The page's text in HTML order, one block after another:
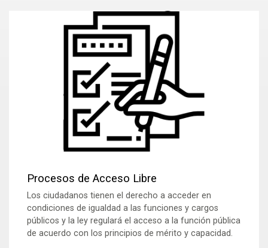
Procesos de Acceso Libre
Los ciudadanos tienen el derecho a acceder en
condiciones de igualdad a las funciones y cargos
públicos y la ley regulará el acceso a la función pública
de acuerdo con los principios de mérito y capacidad.